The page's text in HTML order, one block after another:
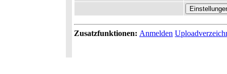
Zusatzfunktionen: Anmelden